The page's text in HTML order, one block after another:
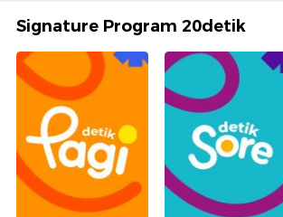
Signature Program 20detik